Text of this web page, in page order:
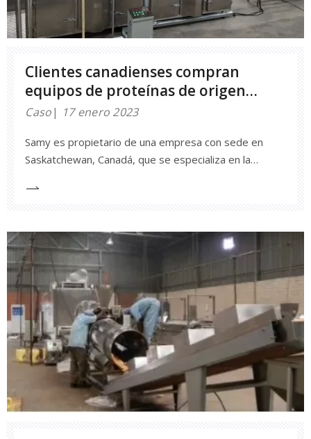
Clientes canadienses compran
equipos de proteínas de origen
vegetal
Caso 17 enero 2023
Samy es propietario de una empresa con sede en
Saskatchewan, Canadá, que se especializa en la
derivados de legumbres para su uso en ingredientes
empresa es uno de los mayores proveedores del
mundo de frijoles, alimentos básicos y alimentos i